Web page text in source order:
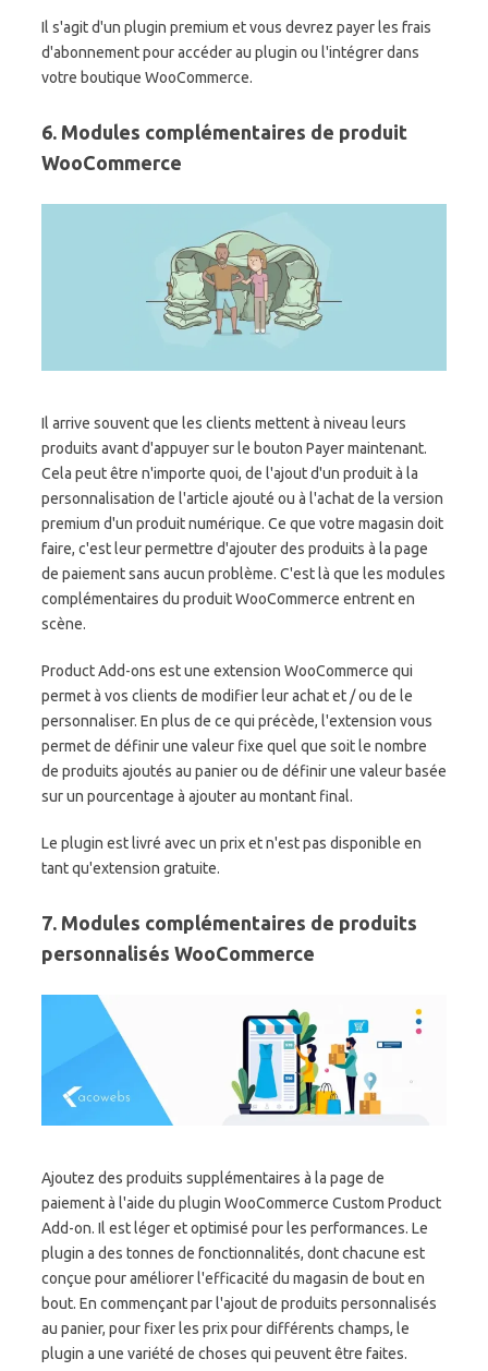
Il s'agit d'un plugin premium et vous devrez payer les frais
d'abonnement pour accéder au plugin ou l'intégrer dans
votre boutique WooCommerce.
6. Modules complémentaires de produit
WooCommerce
Il arrive souvent que les clients mettent à niveau leurs
produits avant d'appuyer sur le bouton Payer maintenant.
Cela peut être n'importe quoi, de l'ajout d'un produit à la
personnalisation de l'article ajouté ou à l'achat de la version
premium d'un produit numérique. Ce que votre magasin doit
faire, c'est leur permettre d'ajouter des produits à la page
de paiement sans aucun problème. C'est là que les modules
complémentaires du produit WooCommerce entrent en
scène.
Product Add-ons est une extension WooCommerce qui
permet à vos clients de modifier leur achat et / ou de le
personnaliser. En plus de ce qui précède, l'extension vous
permet de définir une valeur fixe quel que soit le nombre
de produits ajoutés au panier ou de définir une valeur basée
sur un pourcentage à ajouter au montant final.
Le plugin est livré avec un prix et n'est pas disponible en
tant qu'extension gratuite.
7. Modules complémentaires de produits
personnalisés WooCommerce
Ajoutez des produits supplémentaires à la page de
paiement à l'aide du plugin WooCommerce Custom Product
Add-on. Il est léger et optimisé pour les performances. Le
plugin a des tonnes de fonctionnalités, dont chacune est
conçue pour améliorer l'efficacité du magasin de bout en
bout. En commençant par l'ajout de produits personnalisés
au panier, pour fixer les prix pour différents champs, le
plugin a une variété de choses qui peuvent être faites.